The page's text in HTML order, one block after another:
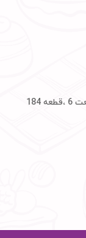
خراسان رضوی، شهرک صنعتی چناران ،صنعت 6 ،قطعه 184